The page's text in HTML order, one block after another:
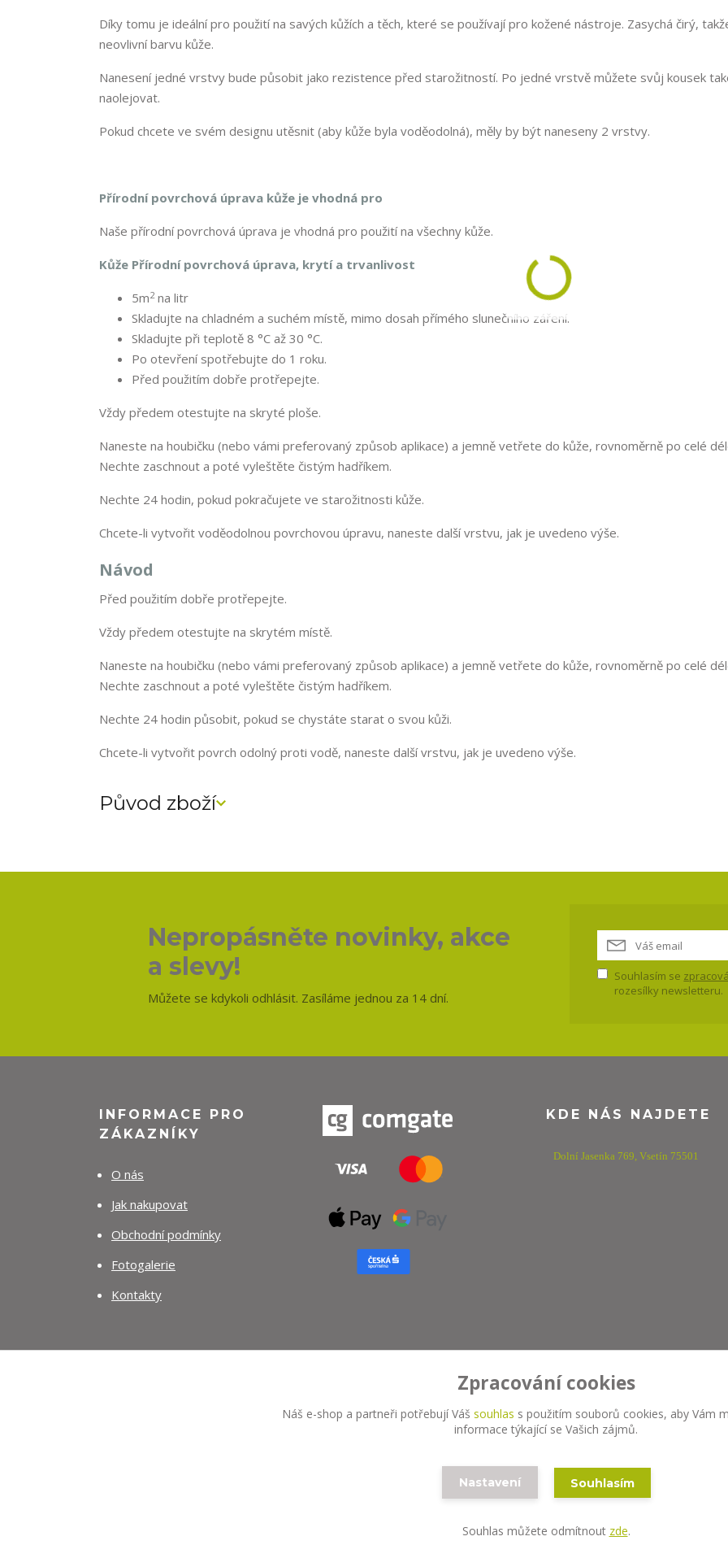
Díky tomu je ideální pro použití na savých kůžích a těch, které se používají pro kožené nástroje. Zasychá čirý,
neovlivní barvu kůže.
Nanesení jedné vrstvy bude působit jako rezistence před starožitností. Po jedné vrstvě můžete svůj kousek
naolejovat.
Pokud chcete ve svém designu utěsnit (aby kůže byla voděodolná), měly by být naneseny 2 vrstvy.
Přírodní povrchová úprava kůže je vhodná pro
Naše přírodní povrchová úprava je vhodná pro použití na všechny kůže.
Kůže Přírodní povrchová úprava, krytí a trvanlivost
5m2na litr
Skladujte na chladném a suchém místě, mimo dosah přímého slunečního záření.
Skladujte při teplotě 8 °C až 30 °C.
Po otevření spotřebujte do 1 roku.
Před použitím dobře protřepejte.
Vždy předem otestujte na skryté ploše.
Naneste na houbičku (nebo vámi preferovaný způsob aplikace) a jemně vetřete do kůže, rovnoměrně po celé
Nechte zaschnout a poté vyleštěte čistým hadříkem.
Nechte 24 hodin, pokud pokračujete ve starožitnosti kůže.
Chcete-li vytvořit voděodolnou povrchovou úpravu, naneste další vrstvu, jak je uvedeno výše.
Návod
Před použitím dobře protřepejte.
Vždy předem otestujte na skrytém místě.
Naneste na houbičku (nebo vámi preferovaný způsob aplikace) a jemně vetřete do kůže, rovnoměrně po celé
Nechte zaschnout a poté vyleštěte čistým hadříkem.
Nechte 24 hodin působit, pokud se chystáte starat o svou kůži.
Chcete-li vytvořit povrch odolný proti vodě, naneste další vrstvu, jak je uvedeno výše.
Původ zboží
Nepropásněte novinky, akce
a slevy!
Můžete se kdykoli odhlásit. Zasíláme jednou za 14 dní.
Souhlasím se
rozesílky newsletteru.
INFORMACE PRO
ZÁKAZNÍKY
O nás
Jak nakupovat
Obchodní podmínky
Fotogalerie
Kontakty
KDE NÁS NAJDETE
Dolní Jasenka 769, Vsetín 75501
Vytvořeno na Eshop-rychle.cz
Zpracování cookies
Náš e-shop a partneři potřebují Váš souhlas s použitím souborů cookies, aby Vám
informace týkající se Vašich zájmů.
Nastavení Souhlasím
Souhlas můžete odmítnout zde.